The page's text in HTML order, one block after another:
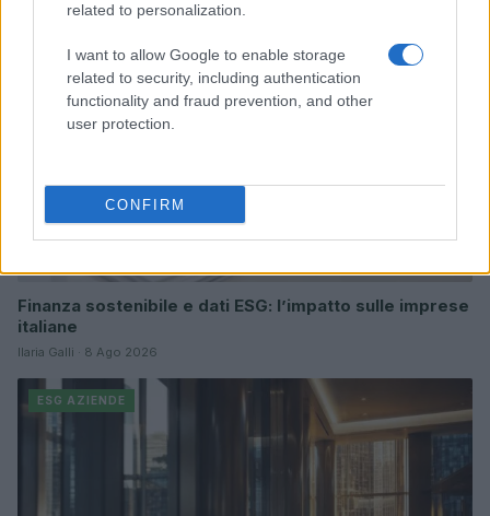
related to personalization.
I want to allow Google to enable storage
related to security, including authentication
functionality and fraud prevention, and other
user protection.
CONFIRM
Finanza sostenibile e dati ESG: l’impatto sulle imprese
italiane
Ilaria Galli · 8 Ago 2026
ESG AZIENDE